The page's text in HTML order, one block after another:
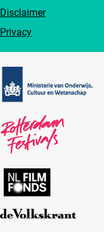
Disclaimer
Privacy